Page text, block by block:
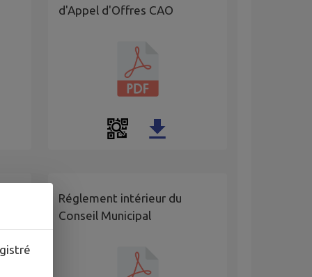
d'Appel d'Offres CAO
Réglement intérieur du
Conseil Municipal